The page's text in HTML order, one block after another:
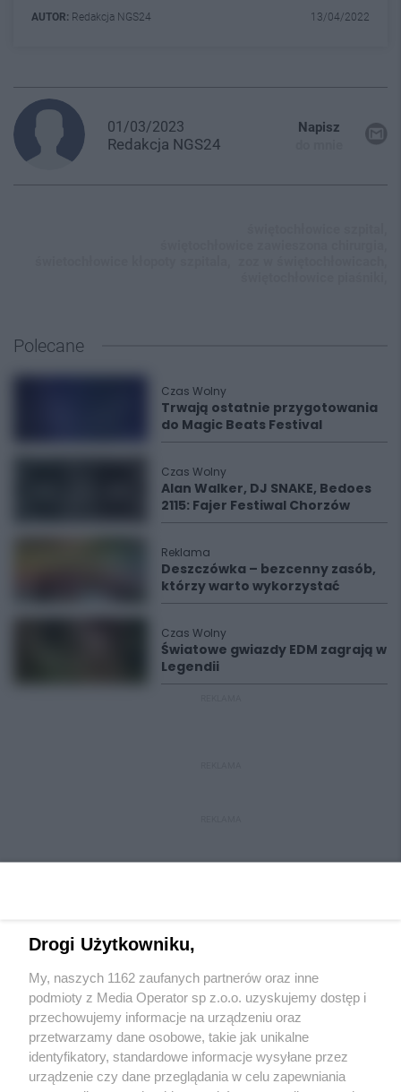
AUTOR: Redakcja NGS24 13/04/2022
01/03/2023
Redakcja NGS24
Napisz
Polecane
Czas Wolny
Trwają ostatnie przygotowania
do Magic Beats Festival
Czas Wolny
Alan Walker, DJ SNAKE, Bedoes
2115: Fajer Festiwal Chorzów
Reklama
Deszczówka – bezcenny zasób,
którzy warto wykorzystać
Czas Wolny
Światowe gwiazdy EDM zagrają w
Legendii
Wydawca mediówlokalnych
Drogi Użytkowniku,
My, naszych 1162 zaufanych partnerów oraz inne
podmioty z Media Operator sp z.o.o. uzyskujemy dostęp i
przechowujemy informacje na urządzeniu oraz
przetwarzamy dane osobowe, takie jak unikalne
identyfikatory, standardowe informacje wysyłane przez
urządzenie czy dane przeglądania w celu zapewniania